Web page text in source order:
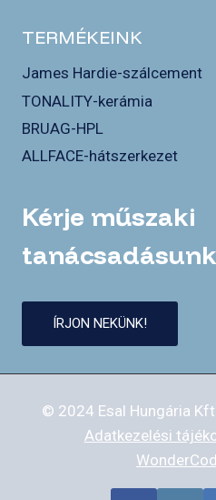
TERMÉKEINK
James Hardie-szálcement
TONALITY-kerámia
BRUAG-HPL
ALLFACE-hátszerkezet
Kérje műszaki
ÍRJON NEKÜNK!
© 2024 Esal Hungária
Adatkezelési